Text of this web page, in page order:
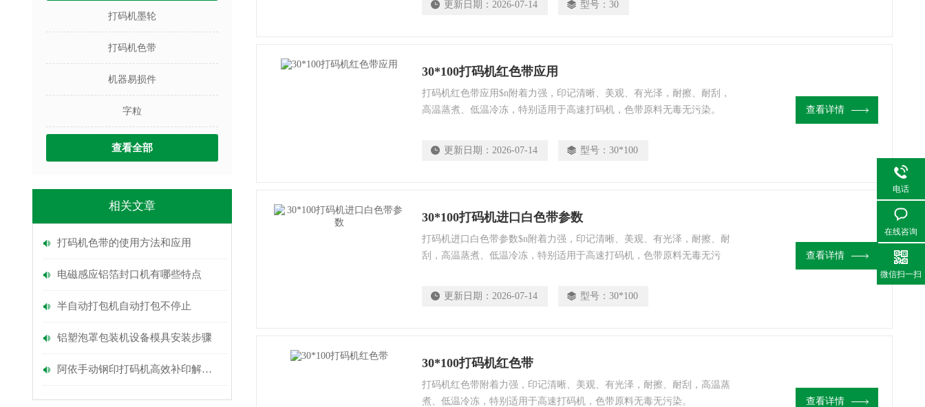
打码机墨轮
打码机色带
机器易损件
字粒
查看全部
相关文章
打码机色带的使用方法和应用
电磁感应铝箔封口机有哪些特点
半自动打包机自动打包不停止
铝塑泡罩包装机设备模具安装步骤
阿依手动钢印打码机高效补印解决方案
更新日期： 2026-07-14 型号： 30
30*100打码机红色带应用
打码机红色带应用$n附着力强，印记清晰、美观、有光泽，耐擦、耐刮，
高温蒸煮、低温冷冻，特别适用于高速打码机，色带原料无毒无污染。
更新日期： 2026-07-14 型号： 30*100
查看详情
30*100打码机进口白色带参数
打码机进口白色带参数$n附着力强，印记清晰、美观、有光泽，耐擦、耐
刮，高温蒸煮、低温冷冻，特别适用于高速打码机，色带原料无毒无污
更新日期： 2026-07-14 型号： 30*100
查看详情
30*100打码机红色带
打码机红色带附着力强，印记清晰、美观、有光泽，耐擦、耐刮，高温蒸
煮、低温冷冻，特别适用于高速打码机，色带原料无毒无污染。
查看详情
电话
在线咨询
微信扫一扫